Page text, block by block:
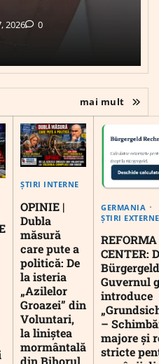
2026 0
mai mult
ȘTIRI INTERNE
OPINIE |
Dubla
măsură
care pute a
politică: De
la isteria
„Azilelor
Groazei” din
Voluntari,
la liniștea
mormântală
din Bihorul
GERMANIA
ȘTIRI EXTERNE
CENTER:
Guvernul
introduce
–
majore și
stricte